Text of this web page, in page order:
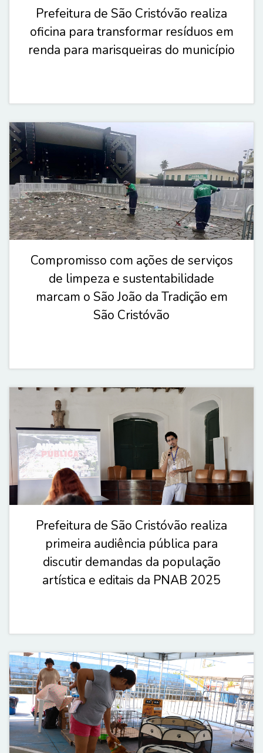
Prefeitura de São Cristóvão realiza
oficina para transformar resíduos em
renda para marisqueiras do município
Compromisso com ações de serviços
de limpeza e sustentabilidade
marcam o São João da Tradição em
São Cristóvão
Prefeitura de São Cristóvão realiza
primeira audiência pública para
discutir demandas da população
artística e editais da PNAB 2025